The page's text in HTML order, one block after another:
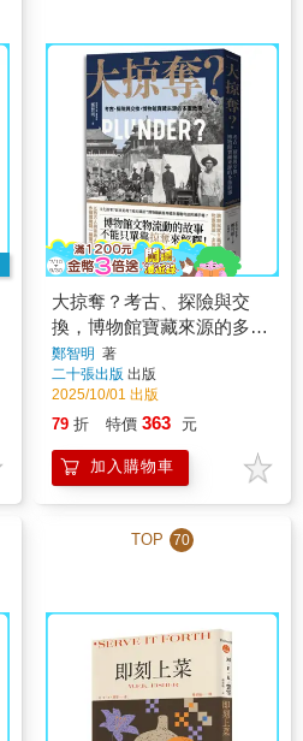
大掠奪？考古、探險與交
換，博物館寶藏來源的多重
敘事
鄭智明 著
二十張出版 出版
2025/10/01 出版
79 折 特價 363 元
加入購物車
TOP 70